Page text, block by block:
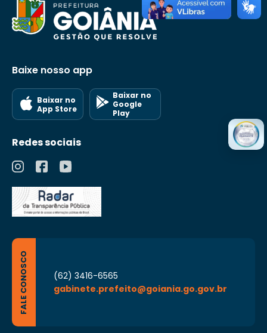
Baixe nosso app
Baixar no
App Store
Baixar no
Google
Play
Redes sociais
FALE CONOSCO
(62) 3416-6565
gabinete.prefeito@goiania.go.gov.br